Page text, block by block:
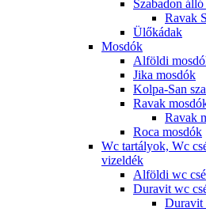
Szabadon
Ravak
Ülőkádak
Mosdók
Alföldi
Jika mosdók
Kolpa-San
Ravak
Ravak
Roca mosdók
Wc tartályok, Wc
vizeldék
Alföldi wc
Duravit wc
Duravit